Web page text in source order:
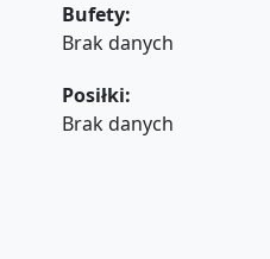
Bufety:
Brak danych
Posiłki:
Brak danych